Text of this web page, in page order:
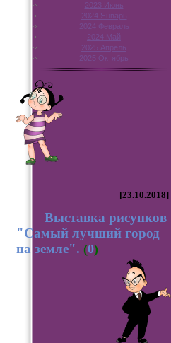
2023 Июнь
2024 Январь
2024 Февраль
2024 Май
2025 Апрель
2025 Октябрь
[23.10.2018]
Выставка рисунков
"Самый лучший город
на земле". (0)